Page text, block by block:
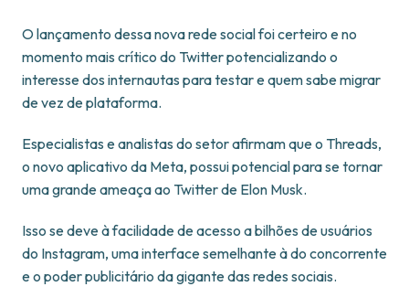
O lançamento dessa nova rede social foi certeiro e no
momento mais crítico do Twitter potencializando o
interesse dos internautas para testar e quem sabe migrar
de vez de plataforma.
Especialistas e analistas do setor afirmam que o Threads,
o novo aplicativo da Meta, possui potencial para se tornar
uma grande ameaça ao Twitter de Elon Musk.
Isso se deve à facilidade de acesso a bilhões de usuários
do Instagram, uma interface semelhante à do concorrente
e o poder publicitário da gigante das redes sociais.